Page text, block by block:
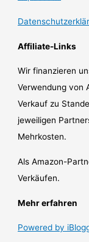
Affiliate-Links
Wir finanzieren
Verwendung von
Verkauf zu
jeweiligen
Mehrkosten.
Als Amazon-
Verkäufen.
Mehr erfahren
Powered by